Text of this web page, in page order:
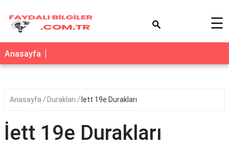
☰
Anasayfa
Anasayfa Durakları İett 19e Durakları
İett 19e Durakları